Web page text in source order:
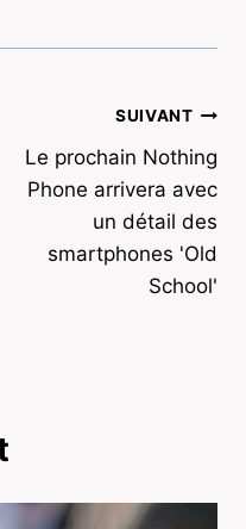
SUIVANT
Le prochain Nothing
Phone arrivera avec
un détail des
smartphones 'Old
School'